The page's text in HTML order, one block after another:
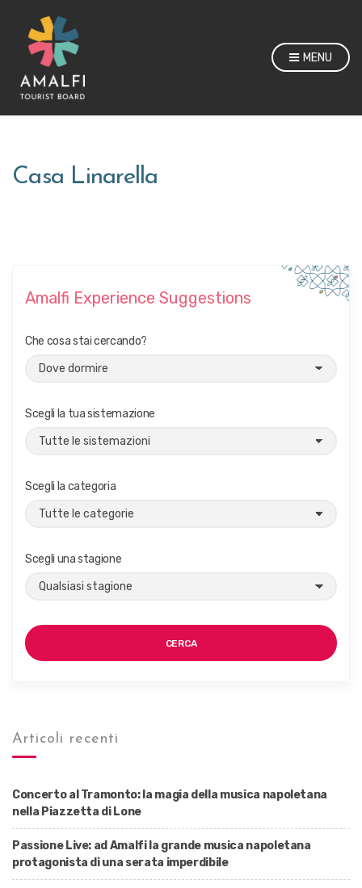
MENU
Casa Linarella
Amalfi Experience Suggestions
Che cosa stai cercando?
Scegli la tua sistemazione
Scegli la categoria
Scegli una stagione
CERCA
Articoli recenti
Concerto al Tramonto: la magia della musica napoletana
nella Piazzetta di Lone
Passione Live: ad Amalfi la grande musica napoletana
protagonista di una serata imperdibile